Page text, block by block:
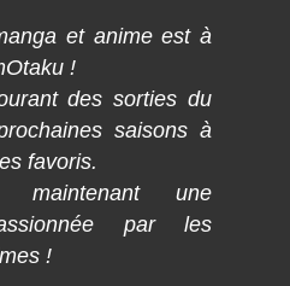
et anime est à
!
des sorties du
saisons à
favoris.
maintenant une
par les
!